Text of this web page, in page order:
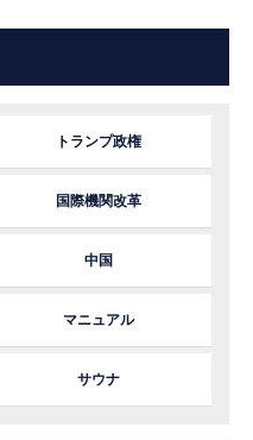
トランプ政権
国際機関改革
中国
マニュアル
サウナ